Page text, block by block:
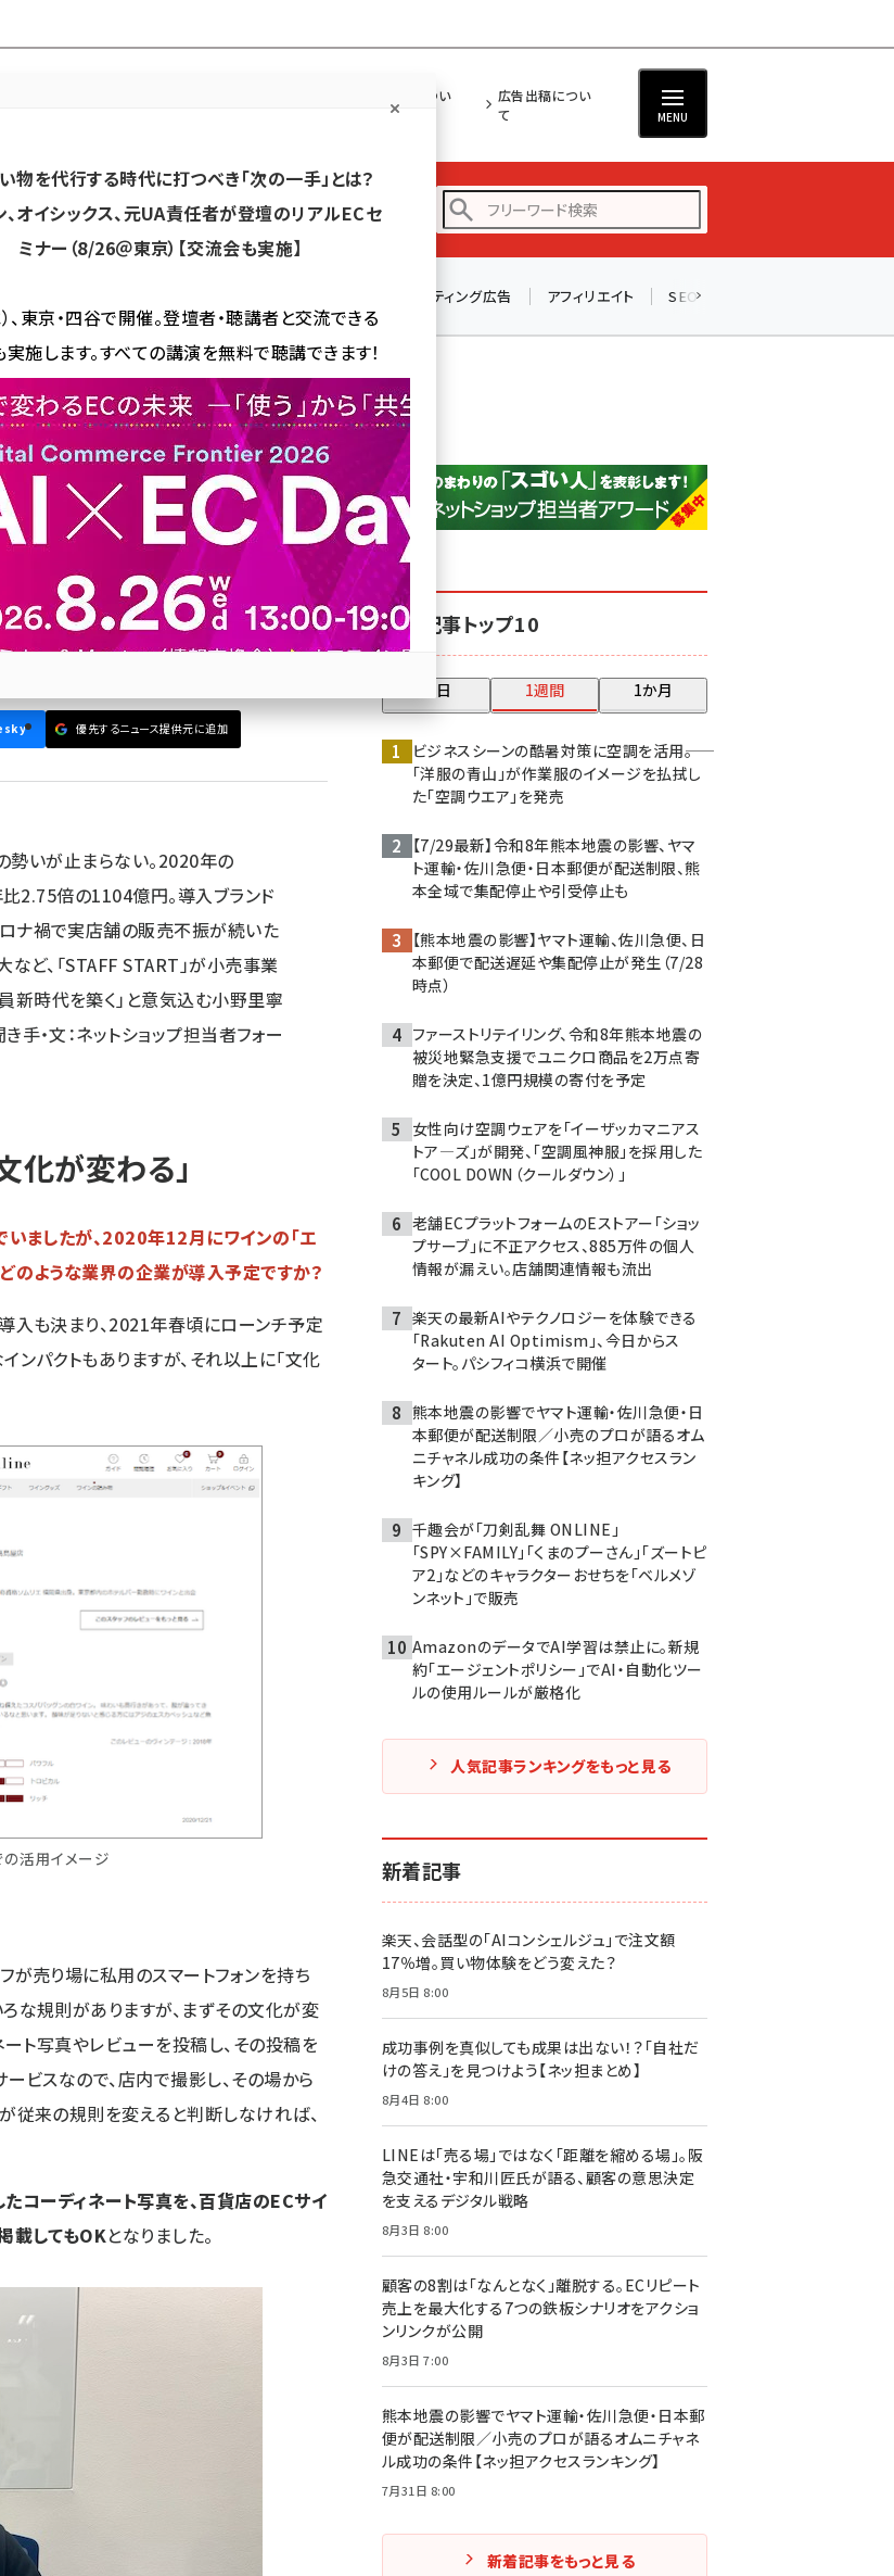
ネッ担につい
広告出稿につい
て
MENU
／種別 から探す セミナー／イベント から探す
アスクル (1115)
base (1070)
リスティング広告 アフィリエイト SEO
1100億円突破の「STAFF START」。デジタル×販売員の力でめざす「カリスマ...
倍、1100億円突破の
×販売員の力でめざす
「販売スタッフがもっと正当に評価され
小野里寧晃代表取締役に話を聞いた
優先するニュース提供元に追加
勢いが止まらない。2020年の
2.75倍の1104億円。導入ブランド
ナ禍で実店舗の販売不振が続いた
ど、「STAFF START」が小売事業
新時代を築く」と意気込む小野里寧
・文：ネットショップ担当者フォー
化が変わる」
いましたが、2020年12月にワインの「エ
のような業界の企業が導入予定ですか？
入も決まり、2021年春頃にローンチ予定
パクトもありますが、それ以上に「文化
の活用イメージ
が売り場に私用のスマートフォンを持ち
な規則がありますが、まずその文化が変
ート写真やレビューを投稿し、その投稿を
ビスなので、店内で撮影し、その場から
従来の規則を変えると判断しなければ、
コーディネート写真を、百貨店のECサイ
載してもOKとなりました。
人気記事トップ10
昨日 1週間 1か月
ビジネスシーンの酷暑対策に空調を活用――。
「洋服の青山」が作業服のイメージを払拭し
た「空調ウエア」を発売
【7/29最新】令和8年熊本地震の影響、ヤマ
ト運輸・佐川急便・日本郵便が配送制限、熊
本全域で集配停止や引受停止も
【熊本地震の影響】ヤマト運輸、佐川急便、日
本郵便で配送遅延や集配停止が発生（7/28
時点）
ファーストリテイリング、令和8年熊本地震の
被災地緊急支援でユニクロ商品を2万点寄
贈を決定、1億円規模の寄付を予定
女性向け空調ウェアを「イーザッカマニアス
トア―ズ」が開発、「空調風神服」を採用した
「COOL DOWN（クールダウン）」
老舗ECプラットフォームのEストアー「ショッ
プサーブ」に不正アクセス、885万件の個人
情報が漏えい。店舗関連情報も流出
楽天の最新AIやテクノロジーを体験できる
「Rakuten AI Optimism」、今日からス
タート。パシフィコ横浜で開催
熊本地震の影響でヤマト運輸・佐川急便・日
本郵便が配送制限／小売のプロが語るオム
ニチャネル成功の条件【ネッ担アクセスラン
キング】
千趣会が「刀剣乱舞 ONLINE」
「SPY×FAMILY」「くまのプーさん」「ズートピ
ア2」などのキャラクターおせちを「ベルメゾ
ンネット」で販売
AmazonのデータでAI学習は禁止に。新規
約「エージェントポリシー」でAI・自動化ツー
ルの使用ルールが厳格化
人気記事ランキングをもっと見る
新着記事
楽天、会話型の「AIコンシェルジュ」で注文額
17％増。買い物体験をどう変えた？
8月5日 8:00
成功事例を真似しても成果は出ない！？「自社だ
けの答え」を見つけよう【ネッ担まとめ】
8月4日 8:00
LINEは「売る場」ではなく「距離を縮める場」。阪
急交通社・宇和川匠氏が語る、顧客の意思決定
を支えるデジタル戦略
8月3日 8:00
顧客の8割は「なんとなく」離脱する。ECリピート
売上を最大化する7つの鉄板シナリオをアクショ
ンリンクが公開
8月3日 7:00
熊本地震の影響でヤマト運輸・佐川急便・日本郵
便が配送制限／小売のプロが語るオムニチャネ
ル成功の条件【ネッ担アクセスランキング】
7月31日 8:00
新着記事をもっと見る
物を代行する時代に打つべき「次の一手」とは？
、オイシックス、元UA責任者が登壇のリアルECセ
ミナー（8/26＠東京）【交流会も実施】
、東京・四谷で開催。登壇者・聴講者と交流できる
施します。すべての講演を無料で聴講できます！
はこちら↑